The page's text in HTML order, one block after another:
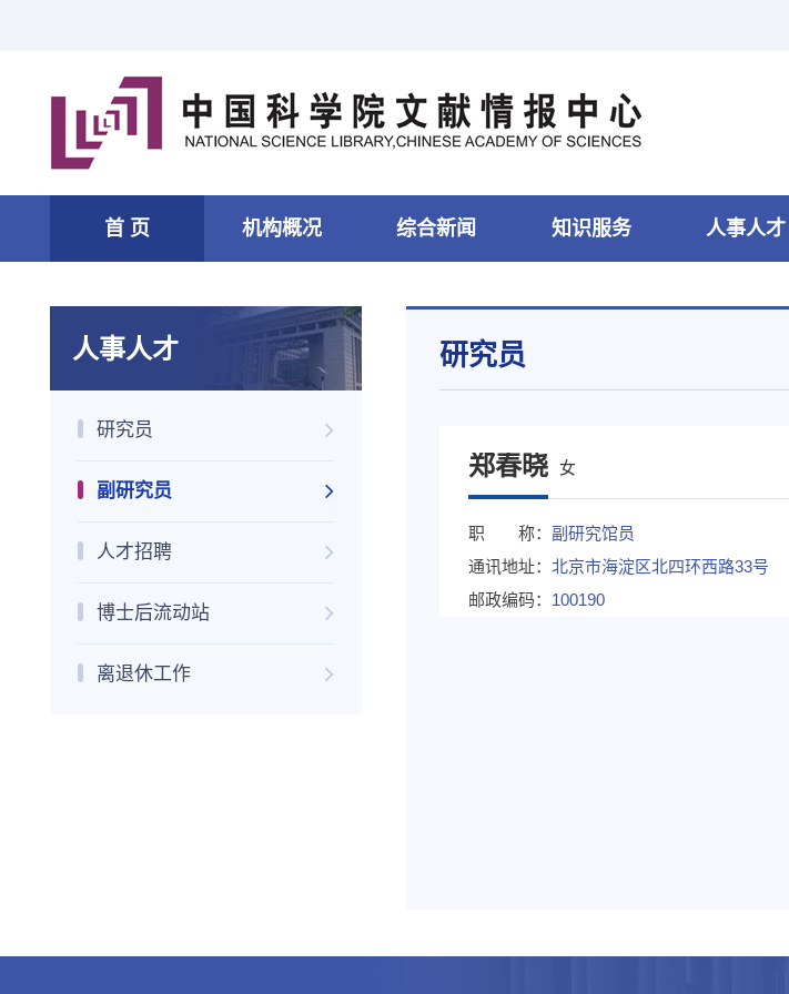
首 页 机构概况 综合新闻 知识服务 人事人才
人事人才
研究员
副研究员
人才招聘
博士后流动站
离退休工作
研究员
郑春晓 女
职 称： 副研究馆员
通讯地址： 北京市海淀区北四环西路33号
邮政编码： 100190